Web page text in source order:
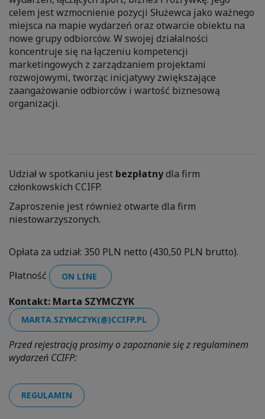
celem jest wzmocnienie pozycji Służewca jako ważnego
miejsca na mapie wydarzeń oraz otwarcie obiektu na
nowe grupy odbiorców. W swojej działalności
koncentruje się na łączeniu kompetencji
marketingowych z zarządzaniem projektami
rozwojowymi, tworząc inicjatywy zwiększające
zaangażowanie odbiorców i wartość biznesową
organizacji.
Udział w spotkaniu jest bezpłatnydla firm
członkowskich CCIFP.
Zaproszenie jest również otwarte dla firm
niestowarzyszonych.
Opłata za udział: 350 PLN netto (430,50 PLN brutto).
Płatność
ON LINE
Kontakt: Marta SZYMCZYK
MARTA.SZYMCZYK(@)CCIFP.PL
Przed rejestracją prosimy o zapoznanie się z regulaminem
wydarzeń CCIFP:
REGULAMIN